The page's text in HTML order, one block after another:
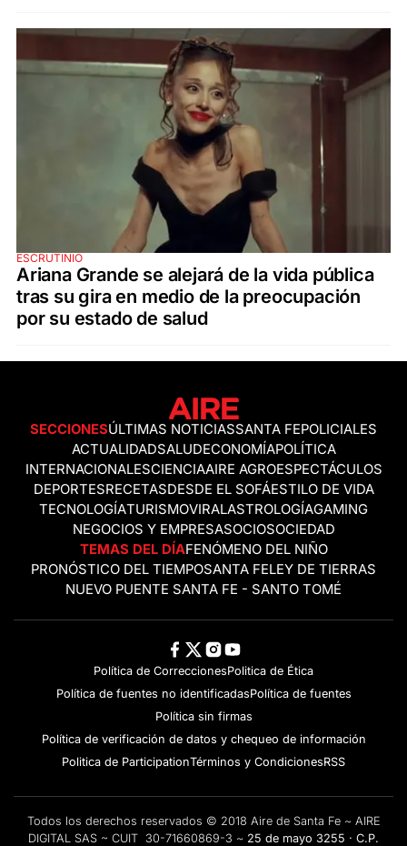
ESCRUTINIO
Ariana Grande se alejará de la vida pública
tras su gira en medio de la preocupación
por su estado de salud
SECCIONESÚLTIMAS NOTICIASSANTA FEPOLICIALES
ACTUALIDADSALUDECONOMÍAPOLÍTICA
INTERNACIONALESCIENCIAAIRE AGROESPECTÁCULOS
DEPORTESRECETASDESDE EL SOFÁESTILO DE VIDA
TECNOLOGÍATURISMOVIRALASTROLOGÍAGAMING
NEGOCIOS Y EMPRESASOCIOSOCIEDAD
TEMAS DEL DÍAFENÓMENO DEL NIÑO
PRONÓSTICO DEL TIEMPOSANTA FELEY DE TIERRAS
NUEVO PUENTE SANTA FE - SANTO TOMÉ
Política de CorreccionesPolitica de Ética
Política de fuentes no identificadasPolítica de fuentes
Política sin firmas
Política de verificación de datos y chequeo de información
Politica de ParticipationTérminos y CondicionesRSS
Todos los derechos reservados © 2018 Aire de Santa Fe ~ AIRE
DIGITAL SAS ~ CUIT 30-71660869-3 ~ 25 de mayo 3255 · C.P.